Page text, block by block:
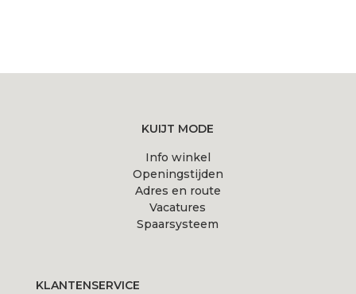
KUIJT MODE
Info winkel
Openingstijden
Adres en route
Vacatures
Spaarsysteem
KLANTENSERVICE